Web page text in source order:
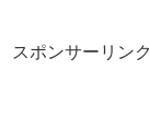
スポンサーリンク